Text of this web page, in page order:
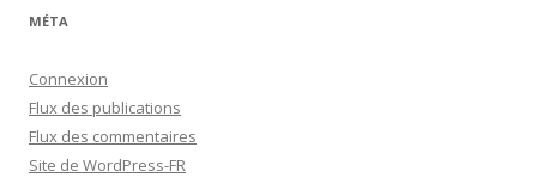
MÉTA
Connexion
Flux des publications
Flux des commentaires
Site de WordPress-FR